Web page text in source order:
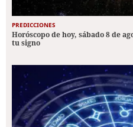
PREDICCIONES
Horóscopo de hoy, sábado 8 de
tu signo